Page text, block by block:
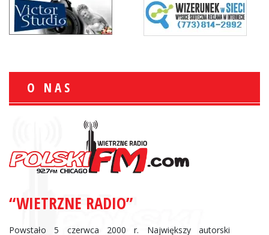
O NAS
“WIETRZNE RADIO”
Powstało 5 czerwca 2000 r. Największy autorski